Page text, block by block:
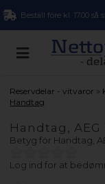
Beställ före kl. 17.00 så
Reservdelar - vitvaror »
Handtag
Handtag,
Betyg för Handtag,
Log ind for at